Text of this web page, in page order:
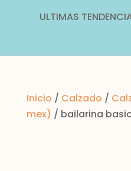
ULTIMAS
Inicio / Calzado /
mex) / bailarina